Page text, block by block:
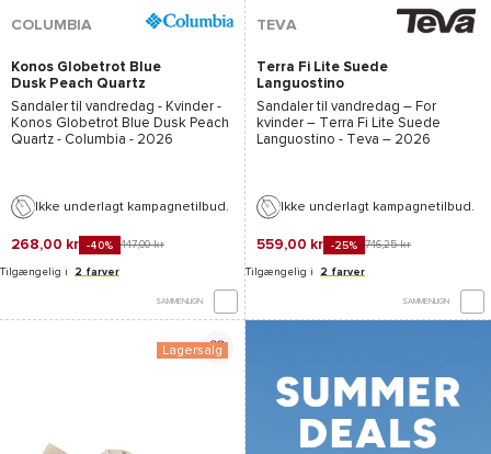
COLUMBIA
Konos Globetrot Blue
Dusk Peach Quartz
Sandaler til vandredag - Kvinder -
Konos Globetrot Blue Dusk Peach
Quartz - Columbia - 2026
Ikke underlagt kampagnetilbud.
268,00 kr -40% 447,00 kr
Tilgængelig i 2 farver
SAMMENLIGN
TEVA
Terra Fi Lite Suede
Languostino
Sandaler til vandredag – For
kvinder –
Terra Fi Lite Suede
Languostino - Teva – 2026
Ikke underlagt kampagnetilbud.
559,00 kr -25% 746,25 kr
Tilgængelig i 2 farver
SAMMENLIGN
Lagersalg